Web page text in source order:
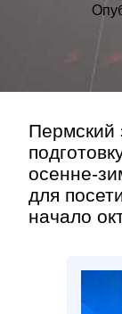
Пермский
осенне-
для
начало
Контакт»